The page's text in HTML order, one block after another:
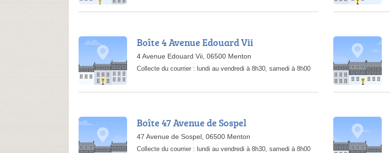
Boîte 4 Avenue Edouard Vii
4 Avenue Edouard Vii, 06500 Menton
Collecte du courrier : lundi au vendredi à 8h30, samedi à 8h00
Boîte 47 Avenue de Sospel
47 Avenue de Sospel, 06500 Menton
Collecte du courrier : lundi au vendredi à 8h30, samedi à 8h00